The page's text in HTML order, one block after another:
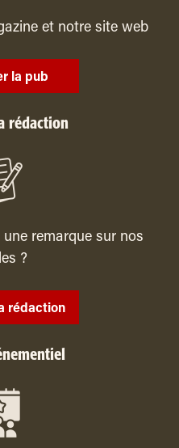
et notre site web
la pub
rédaction
remarque sur nos
?
rédaction